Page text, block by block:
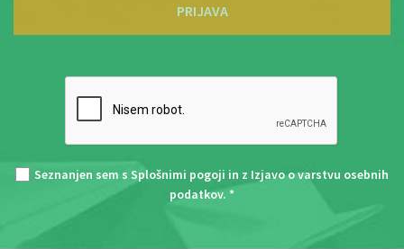
PRIJAVA
Seznanjen sem s Splošnimi pogoji in z Izjavo o varstvu osebnih
podatkov. *